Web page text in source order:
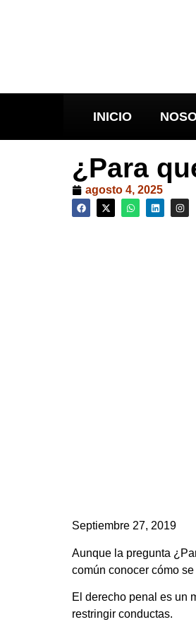
INICIO
¿Para
agosto 4, 2025
Septiembre 27, 2019
Aunque la pregunta
común conocer cómo
El derecho penal es un
restringir conductas.